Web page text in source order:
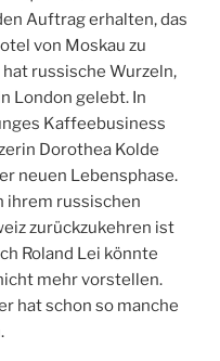
Auftrag erhalten, das
von Moskau zu
russische Wurzeln,
London gelebt. In
Kaffeebusiness
Dorothea Kolde
neuen Lebensphase.
ihrem russischen
zurückzukehren ist
Roland Lei könnte
mehr vorstellen.
hat schon so manche